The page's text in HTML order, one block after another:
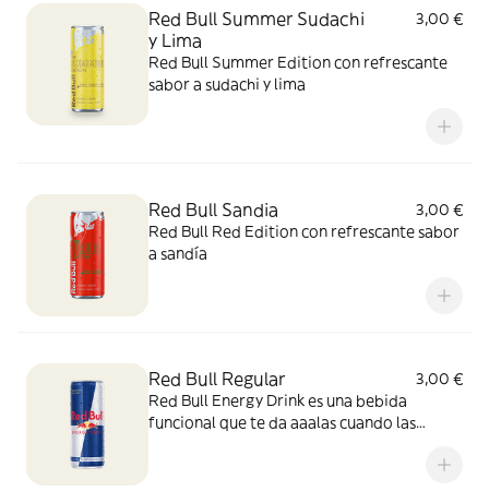
Red Bull Summer Sudachi
y Lima
3,00 €
Red Bull Summer Edition con refrescante
sabor a sudachi y lima
Red Bull Sandia
3,00 €
Red Bull Red Edition con refrescante sabor
a sandía
Red Bull Regular
3,00 €
Red Bull Energy Drink es una bebida
funcional que te da aaalas cuando las